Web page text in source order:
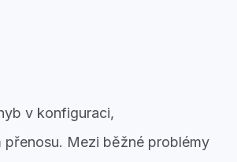
v konfiguraci,
Mezi běžné problémy